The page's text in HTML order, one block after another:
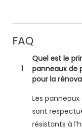
FAQ
1
Quel est le
panneaux de
pour la
Les
sont
résistants à